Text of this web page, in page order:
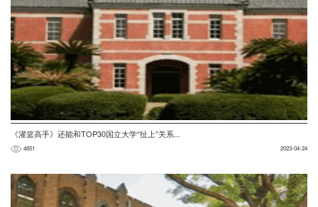
《灌篮高手》还能和TOP30国立大学“扯上”关系...
4851 2023-04-24